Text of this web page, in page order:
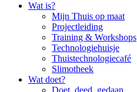
Wat is?
Mijn Thuis op maat
Projectleiding
Training & Workshops
Technologiehuisje
Thuistechnologiecafé
Slimotheek
Wat doet?
Doet, deed, gedaan.